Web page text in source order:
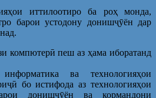
иттилоотиро ба роҳ монда,
барои устодону донишҷӯён дар
компютерӣ пеш аз ҳама иборатанд
ва технологияҳои
бо истифода аз технологияҳои
донишҷӯён ва кормандони